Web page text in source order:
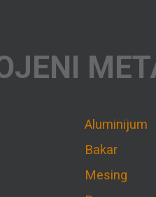
Aluminijum
Bakar
Mesing